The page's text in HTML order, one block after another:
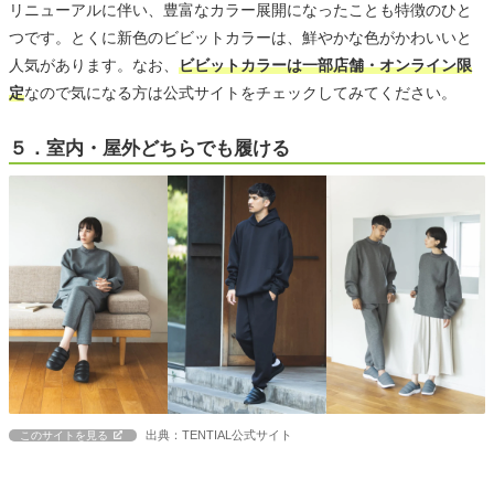
リニューアルに伴い、豊富なカラー展開になったことも特徴のひと
つです。とくに新色のビビットカラーは、鮮やかな色がかわいいと
人気があります。なお、 ビビットカラーは一部店舗・オンライン限
定なので気になる方は公式サイトをチェックしてみてください。
５．室内・屋外どちらでも履ける
このサイトを見る 出典：TENTIAL公式サイト